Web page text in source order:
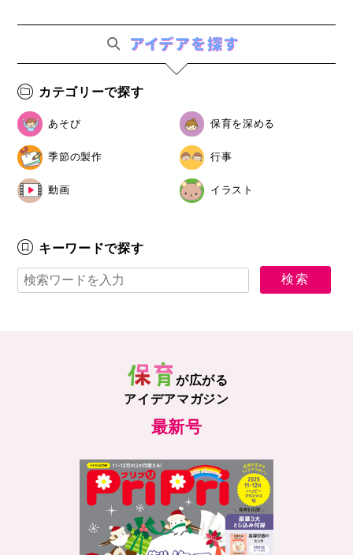
カテゴリーで探す
あそび 保育を深める
季節の製作 行事
動画 イラスト
キーワードで探す
が広がる
アイデアマガジン
最新号